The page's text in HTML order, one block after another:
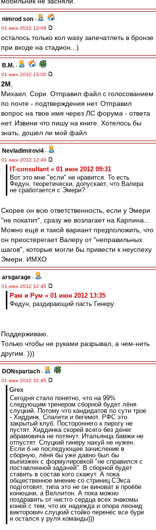
nimrod son -
01 июн 2012 13:09
осталось только кол wasy запечатлеть в бронзе
при входе на стадион...)
В.М. -
01 июн 2012 13:00
2M
Михаил. Сори. Отправил файл с голосованием
по почте - подтверждения нет. Отправил
вопрос на твое имя через ЛС форума - ответа
нет. Извини что пишу на книге. Хотелось бы
знать, дошел ли мой файл
Nevladimirovi4 -
01 июн 2012 12:49
IT-consultant » 01 июн 2012 09:31
Вот это мне "если" не нравится. То есть
Федун, теоретически, допускает, что Валера
не сработается с Эмери?
Скорее он всю ответственность, если у Эмери
"не покатит", сразу же возлагает на Карпина...
Можно ещё и такой вариант предположить, что
он преостерегает Валеру от "неправильных
шагов", которые могли бы привести к неуспеху
Эмери. ИМХО
arsgarage -
01 июн 2012 12:45
Рам и Рум » 01 июн 2012 13:35
Федун, раздирающий пасть Гинеру.
Поддерживаю.
Только чтобы не руками разрывал, а чем-нить
другим. )))
DONspartach -
01 июн 2012 12:45
Grex
Сегодня стало понятно, что на 99%
следующим тренером сборной будет лёня
слуцкий. Потому что кандидатов по сути трое
- Хиддинк, Спалети и бегемот. РФС это
закрытый клуб. Постороннего к пирогу не
пустят. Хиддинка скорей всего без денег
абрамовича не потянут. Итальянца бамжи не
отпустят. Слуцкий гинеру нахуй не нужен.
Если б не последующее зачисление в
сборную, лёня бы уже давно был бы
выпизжен с формулировкой "не справился с
поставленной задачей". В сборной будет
ставить в состав кого скажут. А пока
общественное мнение со стриниц СЭкса
подготовят, типа это не он виноват в проёбе
конюшни, а Веллитон. А пока можно
поздравить от чистго сердца всех знакомы
коней с тем, что их надежда и опора леонид
викторович слуцкий стойко перенёс все бури
и остался у руля команды)))